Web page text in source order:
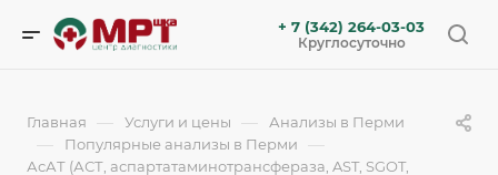
+ 7 (342) 264-03-03
Круглосуточно
Главная — Услуги и цены — Анализы в Перми
— Популярные анализы в Перми —
АсАТ (АСТ, аспартатаминотрансфераза, AST, SGOT,